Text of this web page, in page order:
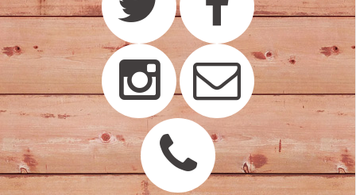
スペシャル企画・南極プロジェクト
の挿入曲に〈Dry Valleys〉を提供。
CD『大地のラグーン』をリリース。
コーセー化粧品(CM)、チョーヤの梅
酒（CM）、世界プチくら（テレビ朝
日系）など6曲がタイアップされる。
テレビ朝日〈題名のない音楽会〉に
出演。
2004
CD『サファリに行こう』（大地のラ
グーンスペシャルエディション）を